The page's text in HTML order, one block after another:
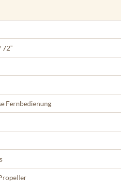
72”
Fernbedienung